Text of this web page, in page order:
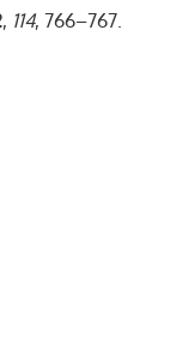
, 114, 766–767.